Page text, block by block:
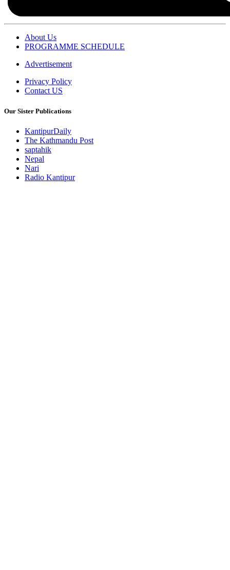
About Us
PROGRAMME SCHEDULE
Advertisement
Privacy Policy
Contact US
Our Sister Publications
KantipurDaily
The Kathmandu Post
saptahik
Nepal
Nari
Radio Kantipur